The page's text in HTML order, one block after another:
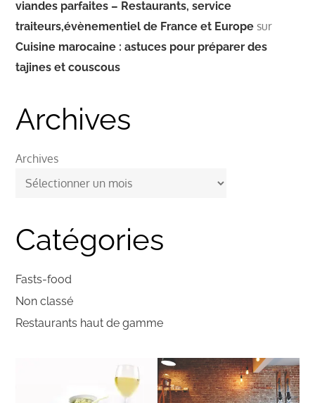
viandes parfaites – Restaurants, service
traiteurs,évènementiel de France et Europe sur
Cuisine marocaine : astuces pour préparer des
tajines et couscous
Archives
Archives
Catégories
Fasts-food
Non classé
Restaurants haut de gamme